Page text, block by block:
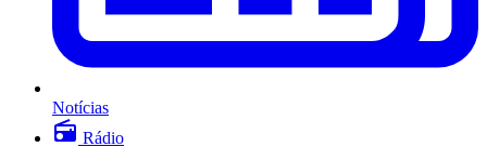
Notícias
Rádio